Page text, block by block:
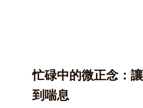
忙碌中的微正念：
到喘息